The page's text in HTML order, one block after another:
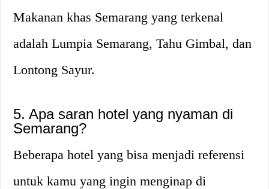
Makanan khas Semarang yang terkenal
adalah Lumpia Semarang, Tahu Gimbal, dan
Lontong Sayur.
5. Apa saran hotel yang nyaman di
Semarang?
Beberapa hotel yang bisa menjadi referensi
untuk kamu yang ingin menginap di